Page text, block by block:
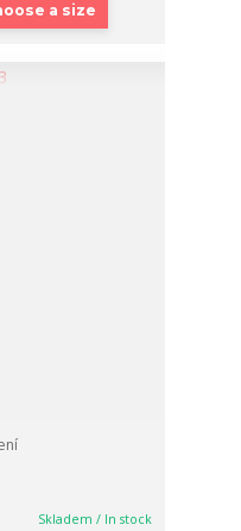
a size
Skladem / In stock